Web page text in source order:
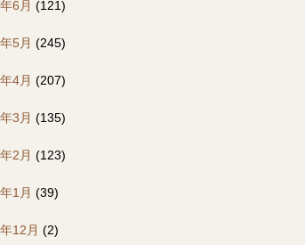
6月 (121)
5月 (245)
4月 (207)
3月 (135)
2月 (123)
1月 (39)
12月 (2)